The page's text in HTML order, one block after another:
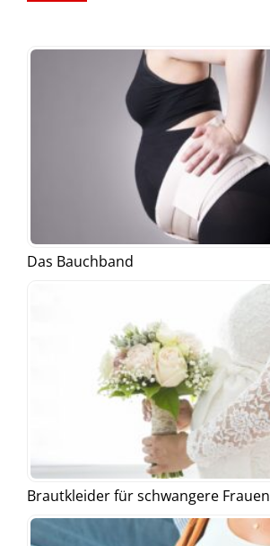
Das Bauchband
Brautkleider für schwangere Frauen